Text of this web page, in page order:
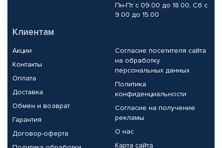
Пн-Пт с 09.00 до 18.00, Сб с
9.00 до 15.00
Клиентам
Акции
Контакты
Оплата
Доставка
Обмен и возврат
Гарантия
Договор-оферта
Согласие посетителя сайта
на обработку
персональных данных
Политика
конфиденциальности
Согласие на получение
рекламы
О нас
Карта сайта